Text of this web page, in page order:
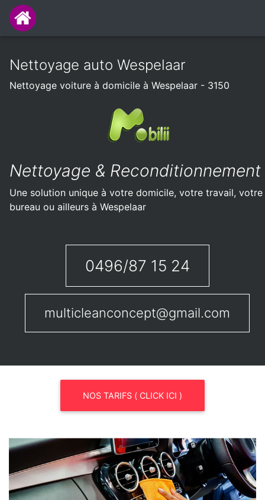
Nettoyage auto Wespelaar
Nettoyage voiture à domicile à Wespelaar - 3150
Nettoyage & Reconditionnement
Une solution unique à votre domicile, votre travail, votre
bureau ou ailleurs à Wespelaar
0496/87 15 24
multicleanconcept@gmail.com
NOS TARIFS ( CLICK ICI )